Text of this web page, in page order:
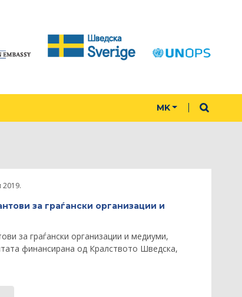
MK
2019.
за граѓански организации и
за граѓански организации и медиуми,
финансирана од Кралството Шведска,